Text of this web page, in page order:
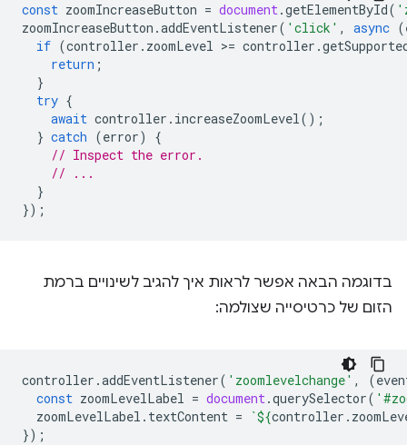
const zoomIncreaseButton = document.getElementById(
zoomIncreaseButton .addEventListener( 'click' , async (
if (controller . zoomLevel >= controller .
return ;
}
try {
await controller . increaseZoomLevel();
} catch (error)
{
// Inspect the error.
// ...
}
});
בדוגמה הבאה אפשר לראות איך להגיב לשינויים ברמת
הזום של כרטיסייה שצולמה:
controller .addEventListener( 'zoomlevelchange' , (
const zoomLevelLabel = document.querySelector(
zoomLevelLabel . textContent = `${controller .
});